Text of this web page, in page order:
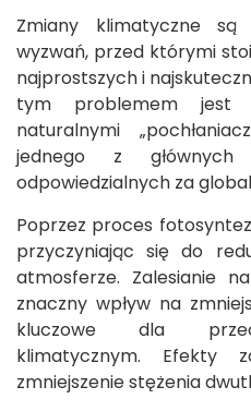
Zmiany klimatyczne są
wyzwań, przed którymi
najprostszych i
tym problemem jest
naturalnymi
jednego z głównych
odpowiedzialnych za
Poprzez proces
przyczyniając się do
atmosferze. Zalesianie
znaczny wpływ na
kluczowe dla
klimatycznym. Efekty
zmniejszenie stężenia